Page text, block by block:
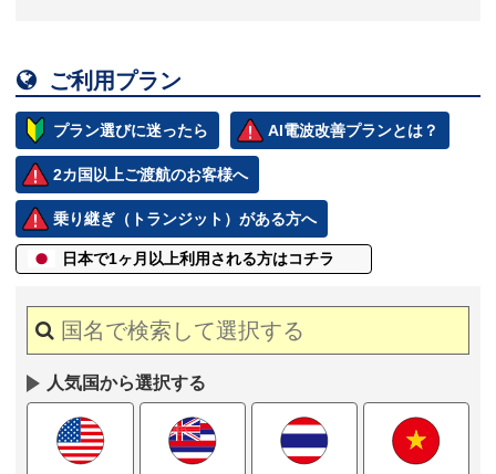
 ご利用プラン
プラン選びに迷ったら AI電波改善プランとは？
2カ国以上ご渡航のお客様へ
乗り継ぎ（トランジット）がある方へ
日本で1ヶ月以上利用される方はコチラ
人気国から選択する